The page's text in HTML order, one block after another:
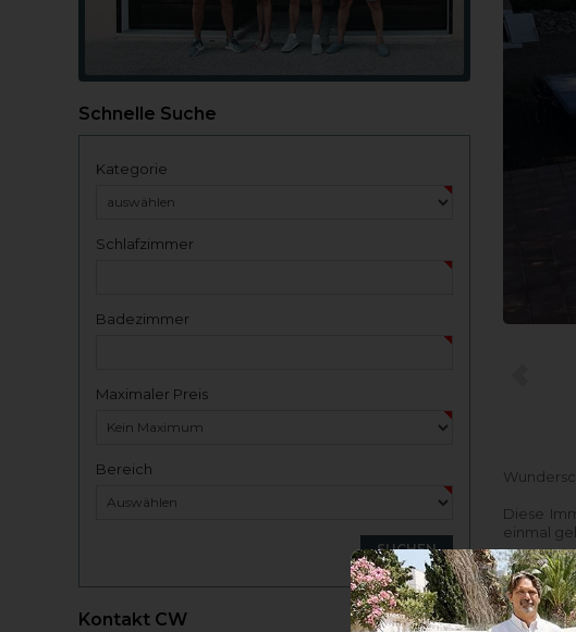
Diese
einmal
Das
gibt 2
Der
Schnelle Suche
Kategorie
Schlafzimmer
Badezimmer
Maximaler Preis
Bereich
Kontakt CW